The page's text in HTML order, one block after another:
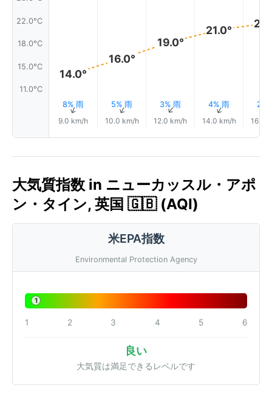
22.0°C
18.0°C
15.0°C
11.0°C
14.0°
8% 雨
↑
9.0 km/h
16.0°
5% 雨
↑
10.0 km/h
19.0°
3% 雨
↑
12.0 km/h
21.0°
4% 雨
↑
14.0 km/h
2%
16.0
大気質指数 in ニューカッスル・アポ
ン・タイン, 英国 🇬🇧 (AQI)
米EPA指数
Environmental Protection Agency
1
1 2 3 4 5 6
良い
大気質は満足できるレベルです